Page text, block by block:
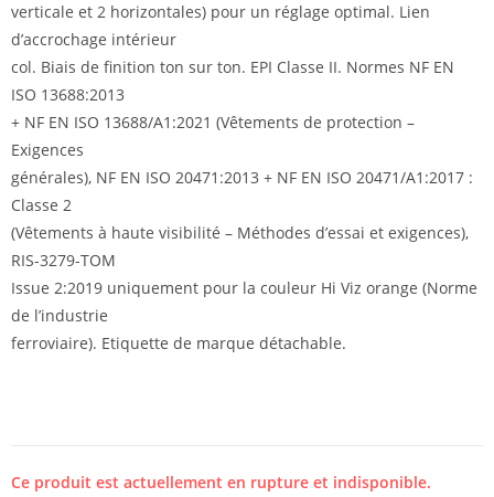
verticale et 2 horizontales) pour un réglage optimal. Lien
d’accrochage intérieur
col. Biais de finition ton sur ton. EPI Classe II. Normes NF EN
ISO 13688:2013
+ NF EN ISO 13688/A1:2021 (Vêtements de protection –
Exigences
générales), NF EN ISO 20471:2013 + NF EN ISO 20471/A1:2017 :
Classe 2
(Vêtements à haute visibilité – Méthodes d’essai et exigences),
RIS-3279-TOM
Issue 2:2019 uniquement pour la couleur Hi Viz orange (Norme
de l’industrie
ferroviaire). Etiquette de marque détachable.
Ce produit est actuellement en rupture et indisponible.